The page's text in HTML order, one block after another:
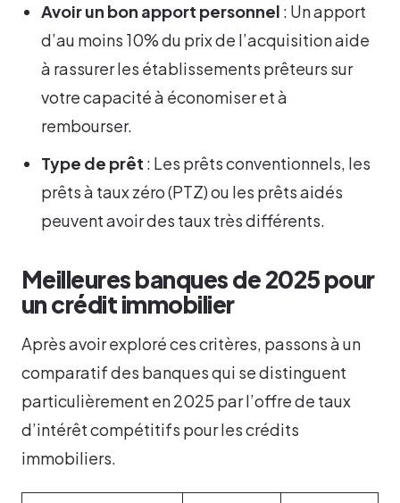
Avoir un bon apport personnel : Un apport
d’au moins 10% du prix de l’acquisition aide
à rassurer les établissements prêteurs sur
votre capacité à économiser et à
rembourser.
Type de prêt : Les prêts conventionnels, les
prêts à taux zéro (PTZ) ou les prêts aidés
peuvent avoir des taux très différents.
Meilleures banques de 2025 pour
un crédit immobilier
Après avoir exploré ces critères, passons à un
comparatif des banques qui se distinguent
particulièrement en 2025 par l’offre de taux
d’intérêt compétitifs pour les crédits
immobiliers.